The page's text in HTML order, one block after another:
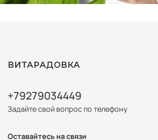
ВИТАРАДОВКА
+79279034449
Задайте свой вопрос по телефону
Оставайтесь на связи